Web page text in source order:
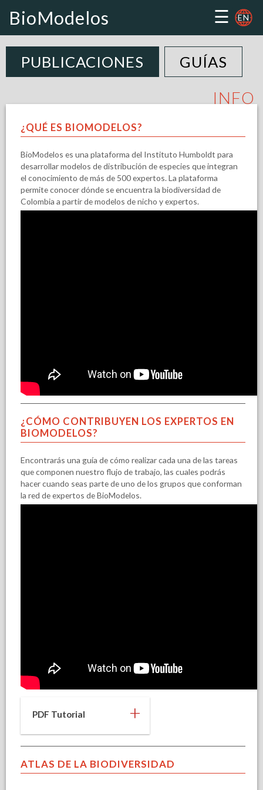
BioModelos ☰ EN
PUBLICACIONES GUÍAS
INFO
¿QUÉ ES BIOMODELOS?
BioModelos es una plataforma del Instituto Humboldt para
desarrollar modelos de distribución de especies que integran
el conocimiento de más de 500 expertos. La plataforma
permite conocer dónde se encuentra la biodiversidad de
Colombia a partir de modelos de nicho y expertos.
¿CÓMO CONTRIBUYEN LOS EXPERTOS EN
BIOMODELOS?
Encontrarás una guía de cómo realizar cada una de las tareas
que componen nuestro flujo de trabajo, las cuales podrás
hacer cuando seas parte de uno de los grupos que conforman
la red de expertos de BioModelos.
PDF Tutorial +
ATLAS DE LA BIODIVERSIDAD